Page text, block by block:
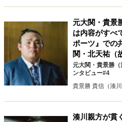
パートナーとの歩み方
親に
病が教えてくれたこと
移住
熱狂できるもの
一生モノの
私を彩るエッセンス
60代の
70代のグランドデザイン
元大関・貴景
は内容がすべ
ポーツ』での
関・北天祐（
元大関・貴景勝
ンタビュー#4
貴景勝 貴信（湊川
湊川親方が貫